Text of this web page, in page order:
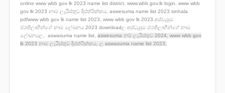
online www wbb gov lk 2023 name list district, www.wbb.gov.lk login, www wbb
gov lk 2023 නාම ලැයිස්තුව දිස්ත්රික්කය, aswesuma name list 2023 sinhala
pdfwww wbb gov lk name list 2023, www wbb gov lk 2023,අස්වැසුම
ප්රතිලාභීන්ගේ නාම ලේඛනය 2023 downloadල අස්වැසුම ප්රතිලාභීන්ගේ නාම
ලේඛනයල,
aswasuma name list, aswesuma නම් ලැයිස්තුව 2024, www wbb gov
lk 2023 නාම ලැයිස්තුව දිස්ත්රික්කය, ල aswasuma name list 2023,